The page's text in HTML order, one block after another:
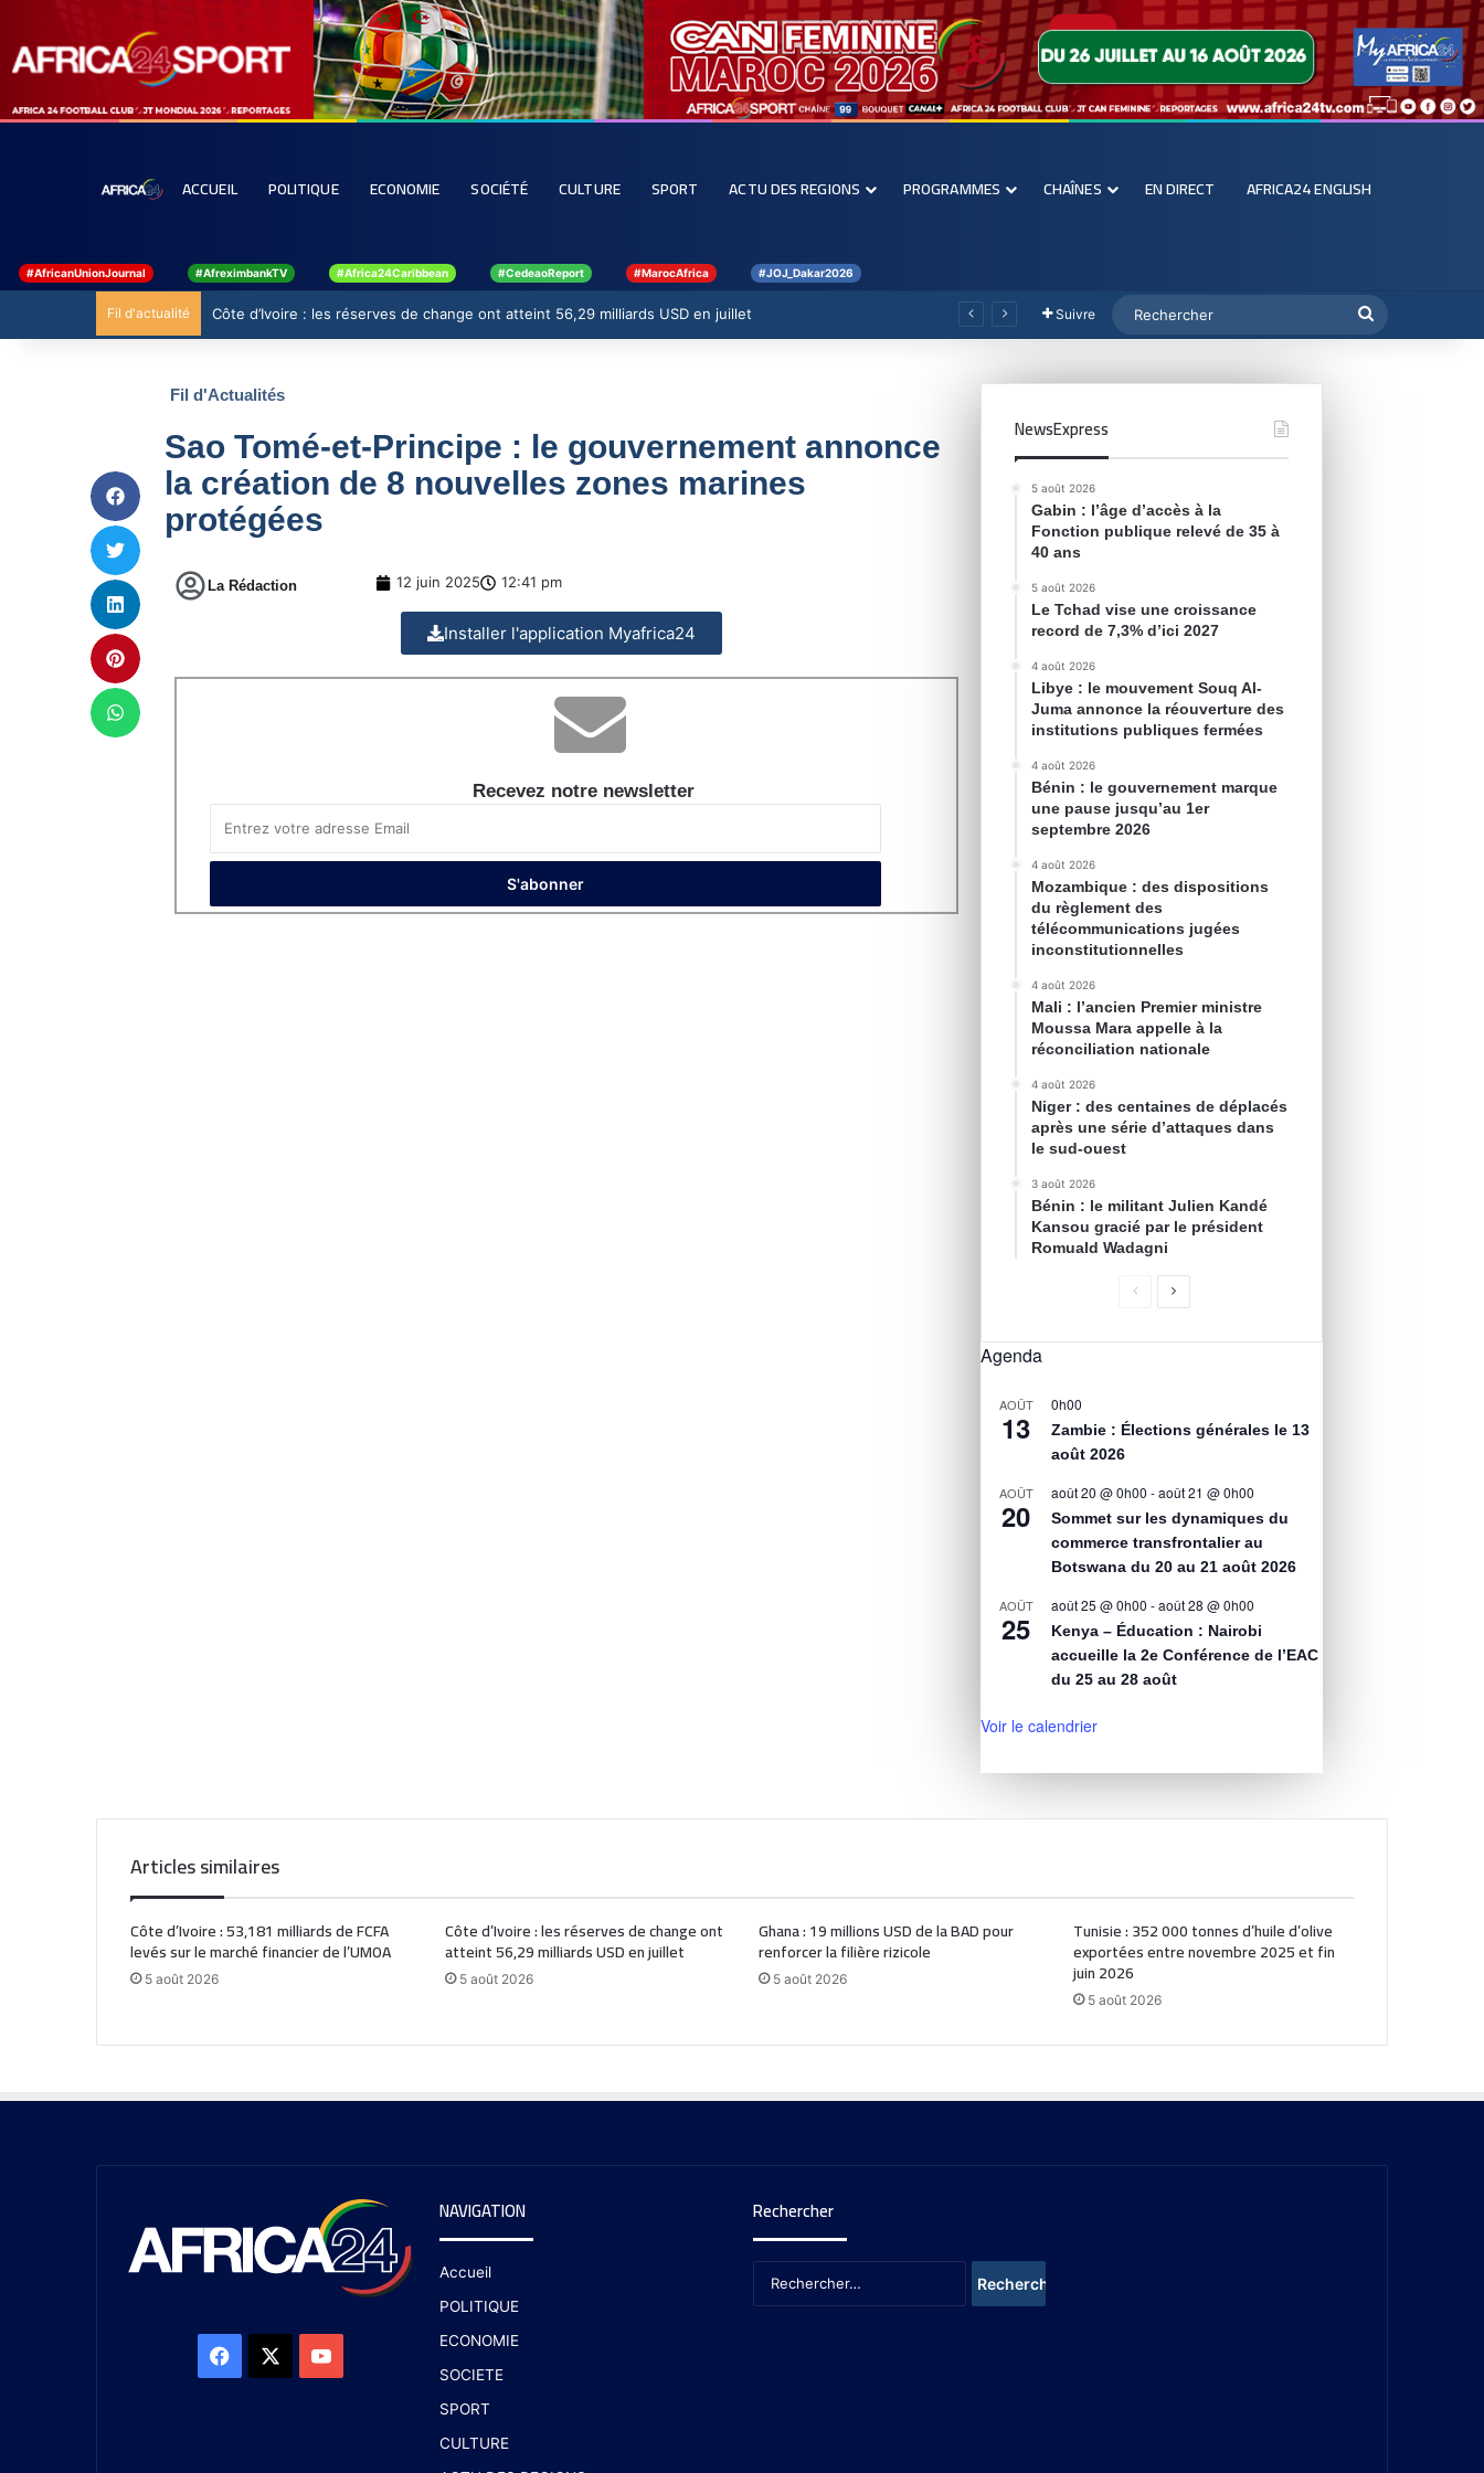
ACCUEIL POLITIQUE ECONOMIE SOCIÉTÉ CULTURE SPORT ACTU DES REGIONS PROGRAMMES CHAÎNES EN DIRECT AFRICA24 ENGLISH
#AfricanUnionJournal #AfreximbankTV #Africa24Caribbean #CedeaoReport #MarocAfrica #JOJ_Dakar2026
Fil d'actualité Côte d’Ivoire : les réserves de change ont atteint 56,29 milliards USD en juillet Suivre
Fil d'Actualités
Sao Tomé-et-Principe : le gouvernement annonce
la création de 8 nouvelles zones marines
protégées
La Rédaction 12 juin 2025 12:41 pm
Installer l'application Myafrica24
Recevez notre newsletter
NewsExpress
5 août 2026
Gabin : l’âge d’accès à la
Fonction publique relevé de 35 à
40 ans
5 août 2026
Le Tchad vise une croissance
record de 7,3% d’ici 2027
4 août 2026
Libye : le mouvement Souq Al-
Juma annonce la réouverture des
institutions publiques fermées
4 août 2026
Bénin : le gouvernement marque
une pause jusqu’au 1er
septembre 2026
4 août 2026
Mozambique : des dispositions
du règlement des
télécommunications jugées
inconstitutionnelles
4 août 2026
Mali : l’ancien Premier ministre
Moussa Mara appelle à la
réconciliation nationale
4 août 2026
Niger : des centaines de déplacés
après une série d’attaques dans
le sud-ouest
3 août 2026
Bénin : le militant Julien Kandé
Kansou gracié par le président
Romuald Wadagni
Agenda
AOÛT
13
0h00
Zambie : Élections générales le 13
août 2026
AOÛT
20
août 20 @ 0h00 -août 21 @ 0h00
Sommet sur les dynamiques du
commerce transfrontalier au
Botswana du 20 au 21 août 2026
AOÛT
25
août 25 @ 0h00 -août 28 @ 0h00
Kenya – Éducation : Nairobi
accueille la 2e Conférence de l’EAC
du 25 au 28 août
Voir le calendrier
Articles similaires
Côte d’Ivoire : 53,181 milliards de FCFA
levés sur le marché financier de l’UMOA
5 août 2026
Côte d’Ivoire : les réserves de change ont
atteint 56,29 milliards USD en juillet
5 août 2026
Ghana : 19 millions USD de la BAD pour
renforcer la filière rizicole
5 août 2026
Tunisie : 352 000 tonnes d’huile d’olive
exportées entre novembre 2025 et fin
juin 2026
5 août 2026
NAVIGATION
Accueil
POLITIQUE
ECONOMIE
SOCIETE
SPORT
CULTURE
Rechercher